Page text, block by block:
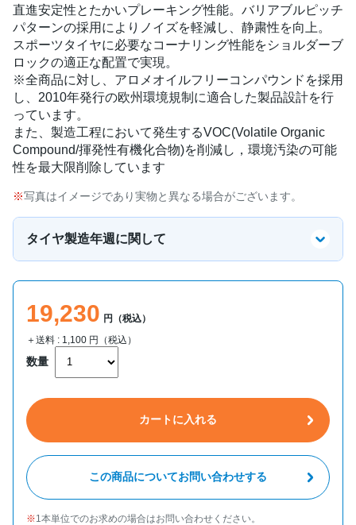
直進安定性とたかいプレーキング性能。バリアブルピッチ
パターンの採用によりノイズを軽減し、静粛性を向上。
スポーツタイヤに必要なコーナリング性能をショルダーブ
ロックの適正な配置で実現。
※全商品に対し、アロメオイルフリーコンパウンドを採用
し、2010年発行の欧州環境規制に適合した製品設計を行
っています。
また、製造工程において発生するVOC(Volatile Organic
Compound/揮発性有機化合物)を削減し，環境汚染の可能
性を最大限削除しています
写真はイメージであり実物と異なる場合がございます。
タイヤ製造年週に関して
19,230 円（税込）
＋送料 : 1,100 円（税込）
数量
カートに入れる
この商品についてお問い合わせする
1本単位でのお求めの場合はお問い合わせください。